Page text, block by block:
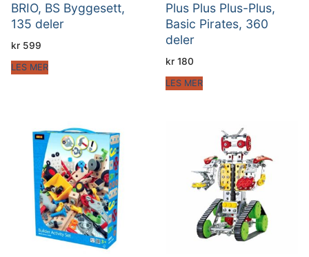
BRIO, BS Byggesett,
135 deler
kr 599
LES MER
Plus Plus Plus-Plus,
Basic Pirates, 360
deler
kr 180
LES MER